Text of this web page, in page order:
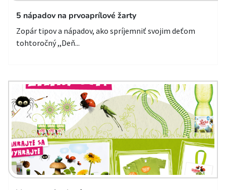
5 nápadov na prvoaprílové žarty
Zopár tipov a nápadov, ako spríjemniť svojim deťom
tohtoročný ,,Deň...